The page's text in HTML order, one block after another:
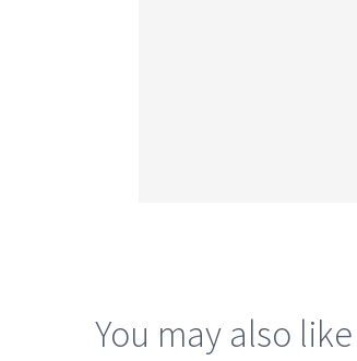
You may also like